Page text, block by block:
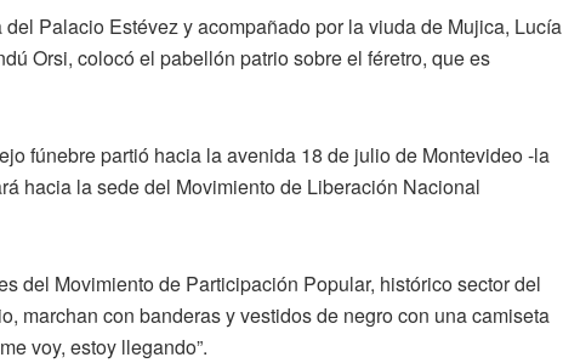
Palacio Estévez y acompañado por la viuda de Mujica, Lucía
Orsi, colocó el pabellón patrio sobre el féretro, que es
fúnebre partió hacia la avenida 18 de julio de Montevideo -la
hacia la sede del Movimiento de Liberación Nacional
del Movimiento de Participación Popular, histórico sector del
marchan con banderas y vestidos de negro con una camiseta
voy, estoy llegando”.